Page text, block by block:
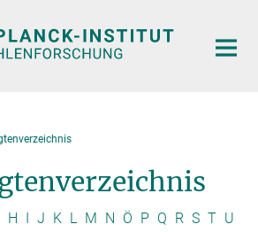
H I J K L M N Ö P Q R S T U